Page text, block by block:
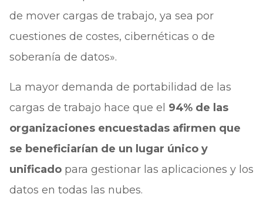
de mover cargas de trabajo, ya sea por
cuestiones de costes, cibernéticas o de
soberanía de datos».
La mayor demanda de portabilidad de las
cargas de trabajo hace que el 94% de las
organizaciones encuestadas afirmen que
se beneficiarían de un lugar único y
unificadopara gestionar las aplicaciones y los
datos en todas las nubes.